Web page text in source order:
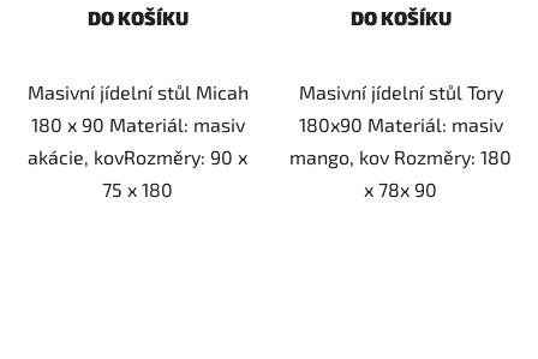
DO KOŠÍKU
Masivní jídelní stůl Micah
180 x 90 Materiál: masiv
akácie, kovRozměry: 90 x
75 x 180
DO KOŠÍKU
Masivní jídelní stůl Tory
180x90 Materiál: masiv
mango, kov Rozměry: 180
x 78x 90